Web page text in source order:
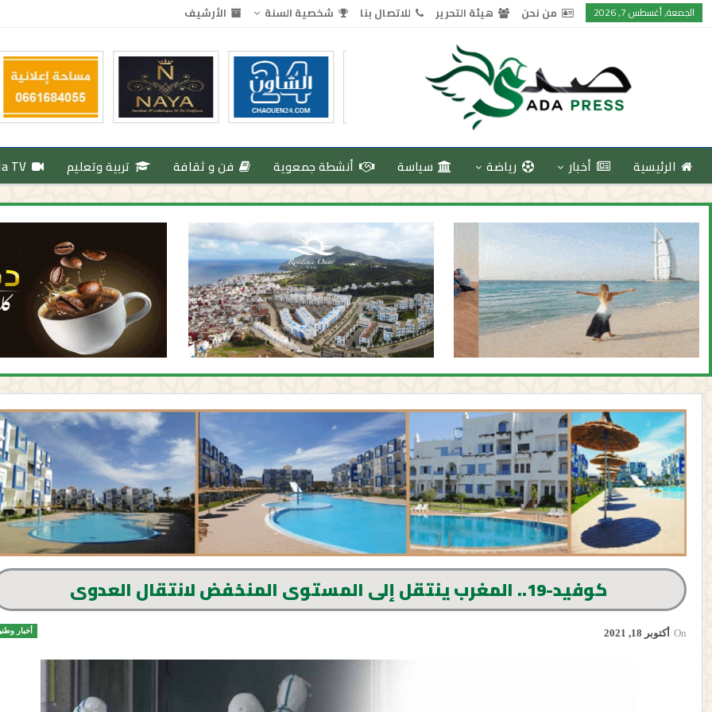
الجمعة, أغسطس 7, 2026 من نحن هيئة التحرير للاتصال بنا شخصية السنة الأرشيف
الرئيسية أخبار رياضة سياسة أنشطة جمعوية فن و ثقافة تربية وتعليم TV
كوفيد-19.. المغرب ينتقل إلى المستوى المنخفض لانتقال العدوى
أخبار On أكتوبر 18, 2021